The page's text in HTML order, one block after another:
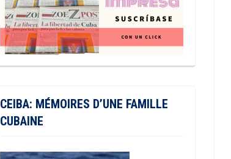
CEIBA: MÉMOIRES D’UNE FAMILLE
CUBAINE